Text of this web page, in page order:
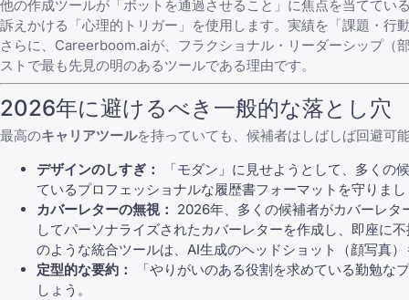
他の作成ツールが「ボットを通過させること」に焦点を当てて
訴えかける「心理的トリガー」を使用します。実績を「課題・
さらに、Careerboom.aiが、フラクショナル・リーダーシップ（
ストで最も先見の明のあるツールである理由です。
2026年に避けるべき一般的な落とし穴
最高のキャリアツールを持っていても、候補者はしばしば回避可
デザインのしすぎ：
「モダン」に見せようとして、多くの
ているプロフェッショナルな履歴書フォーマット を守りま
カバーレターの無視： 2026年、多くの候補者がカバーレタ
してパーソナライズされたカバーレターを作成し、即座に
のような統合ツールは、AI生成のヘッドショット（顔写真
定型的な要約：
「やりがいのある役割を求めている勤勉
しょう。